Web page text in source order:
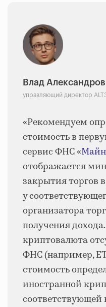
Влад Александров
управляющий директор
«Рекомендуем
стоимость в
сервис ФНС «
отображается
закрытия торгов
у
организатора
получения
криптовалюта
ФНС (например,
стоимость
иностранной
соответствующей